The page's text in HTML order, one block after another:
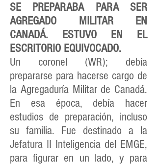
SE PREPARABA PARA SER
AGREGADO MILITAR EN
CANADÁ. ESTUVO EN EL
ESCRITORIO EQUIVOCADO.
Un coronel (WR); debía
prepararse para hacerse cargo de
la Agregaduría Militar de Canadá.
En esa época, debía hacer
estudios de preparación, incluso
su familia. Fue destinado a la
Jefatura II Inteligencia del EMGE,
para figurar en un lado, y para